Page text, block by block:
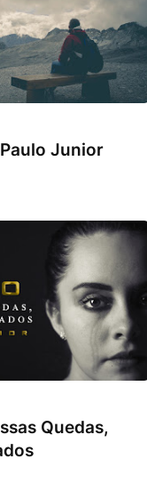
Paulo Junior
Quedas,